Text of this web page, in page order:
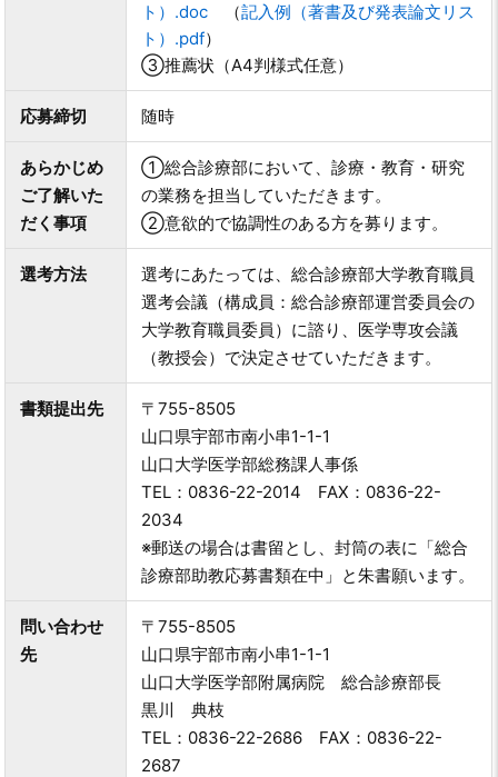
ト）.doc （記入例（著書及び発表論文リス
ト）.pdf）
③推薦状（A4判様式任意）
応募締切 随時
あらかじめ
ご了解いた
だく事項
①総合診療部において、診療・教育・研究
の業務を担当していただきます。
②意欲的で協調性のある方を募ります。
選考方法
選考にあたっては、総合診療部大学教育職員
選考会議（構成員：総合診療部運営委員会の
大学教育職員委員）に諮り、医学専攻会議
（教授会）で決定させていただきます。
書類提出先
〒755-8505
山口県宇部市南小串1-1-1
山口大学医学部総務課人事係
TEL：0836-22-2014 FAX：0836-22-
2034
※郵送の場合は書留とし、封筒の表に「総合
診療部助教応募書類在中」と朱書願います。
問い合わせ
先
〒755-8505
山口県宇部市南小串1-1-1
山口大学医学部附属病院 総合診療部長
黒川 典枝
TEL：0836-22-2686 FAX：0836-22-
2687